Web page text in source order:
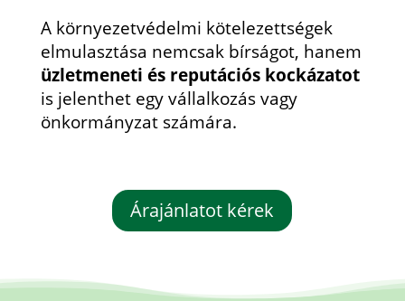
A környezetvédelmi kötelezettségek
elmulasztása nemcsak bírságot, hanem
üzletmeneti és reputációs kockázatot
is jelenthet egy vállalkozás vagy
önkormányzat számára.
Árajánlatot kérek